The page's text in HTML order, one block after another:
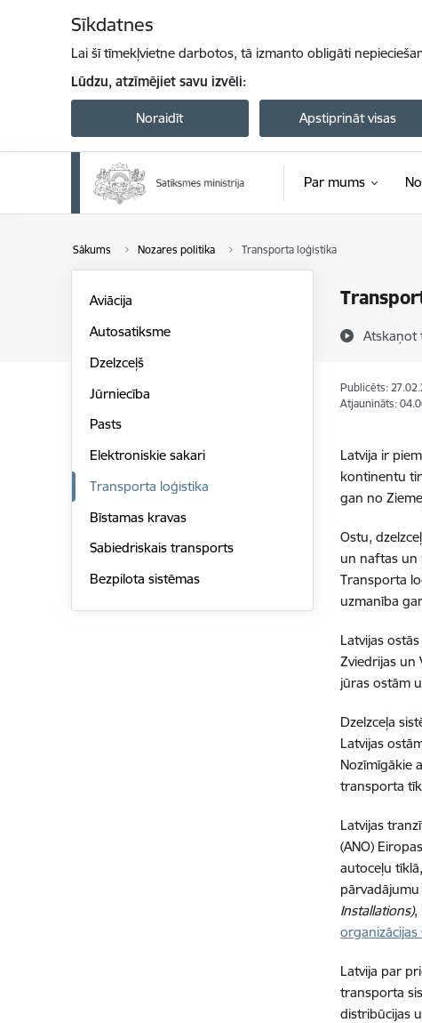
Sīkdatnes
Lai šī tīmekļvietne darbotos, tā izmanto obligāti
Lūdzu, atzīmējiet savu izvēli:
Noraidīt Apstiprināt visas
Par mums
Sākums Nozares politika Transporta loģistika
Atskaņot
Aviācija
Autosatiksme
Dzelzceļš
Jūrniecība
Pasts
Elektroniskie sakari
Transporta loģistika
Bīstamas kravas
Sabiedriskais transports
Bezpilota sistēmas
Publicēts:
Atjaunināts:
Latvija ir
kontinentu
gan no
Ostu,
un naftas un
Transporta
uzmanība
Latvijas
Zviedrijas un
jūras ostām
Dzelzceļa
Latvijas
Nozīmīgākie
transporta
Latvijas
(ANO)
autoceļu
pārvadājumu
Installations),
organizācijas
Latvija par
transporta
distribūcijas